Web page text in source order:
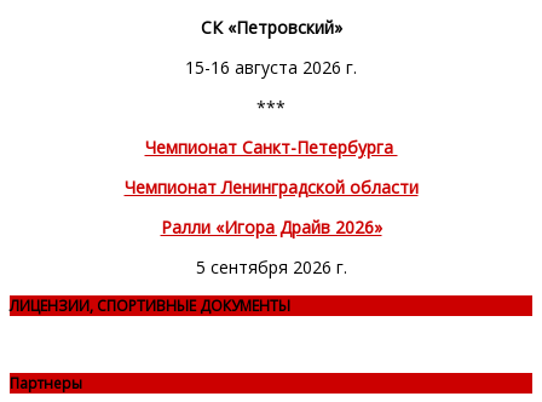
СК «Петровский»
15-16 августа 2026 г.
***
Чемпионат Санкт-Петербурга
Чемпионат Ленинградской области
Ралли «Игора Драйв 2026»
5 сентября 2026 г.
ЛИЦЕНЗИИ, СПОРТИВНЫЕ ДОКУМЕНТЫ
Партнеры